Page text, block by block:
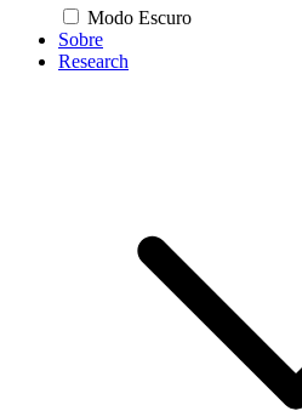
Modo Escuro
Sobre
Research